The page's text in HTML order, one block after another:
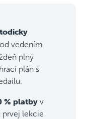
vedením
plný
plán s
% platby v
prvej lekcie